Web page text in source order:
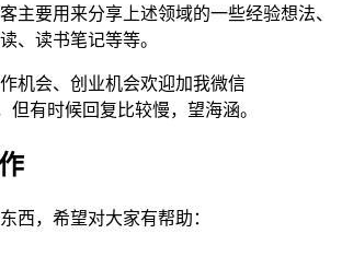
主要用来分享上述领域的一些经验想法、
、读书笔记等等。
机会、创业机会欢迎加我微信
但有时候回复比较慢，望海涵。
西，希望对大家有帮助：